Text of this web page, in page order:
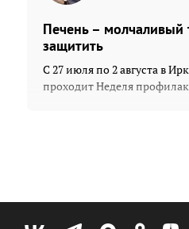
Печень – молчаливый
защитить
С 27 июля по 2 августа в
проходит Неделя